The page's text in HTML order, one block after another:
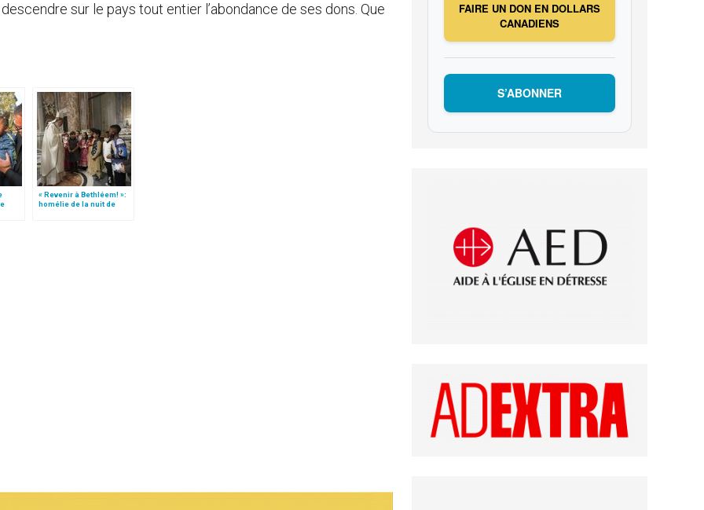
sur le pays tout entier l’abondance de ses dons. Que
« Revenir à Bethléem! »:
homélie de la nuit de
Noël (texte complet)
FAIRE UN DON EN DOLLARS
CANADIENS
S’ABONNER